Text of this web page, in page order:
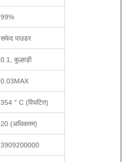
99%
सफेद पाउडर
0.1, कुल्हाड़ी
0.03MAX
354 ° C (विघटित)
20 (अधिकतम)
3909200000